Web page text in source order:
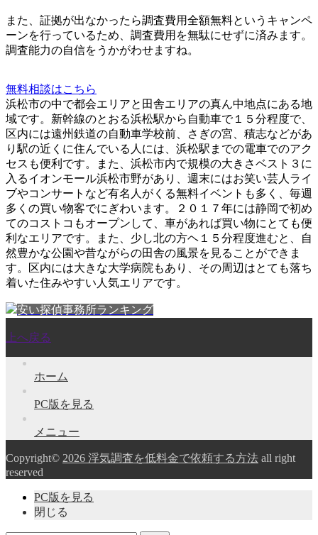
また、 証拠が出なかったら調査費用全額無料というキャンペ
ーンを行っているため、調査費用を無駄にせずに済みます。
調査能力の自信をうかがわせますね。
無料相談はこちら
浜松市の中で都会エリアと田舎エリアの真ん中地点にある地
域です。新幹線のとおる浜松駅から自動車で１５分程度で、
区内には遠州鉄道の自動車学校前、さぎの宮、積志などがあ
り駅の近くに住んでいる人には、浜松駅までの電車でのアク
セスも便利です。また、浜松市内で規模の大きさベスト３に
入るイオンモール浜松市野があり、週末にはお笑い芸人ライ
ブやコンサートなど有名人がくる無料イベントも多く、毎週
多くの買い物客でにぎわいます。２０１７年には静岡で初め
てのコストコもオープンして、車があれば買い物にとても便
利なエリアです。また、少し北の方ヘ１５分程度進むと、自
然豊かな公園や昔ながらの田舎の風景を見ることができま
す。区内には大きな大学病院もあり、その周辺はとても落ち
着いた住みやすい人気エリアです。
安い探偵事務所ランキング
上へ戻る
ホーム
PC版を見る
メニュー
Copyright© 2026 浮気調査を低料金で依頼する方法 all right
reserved
PC版を見る
閉じる